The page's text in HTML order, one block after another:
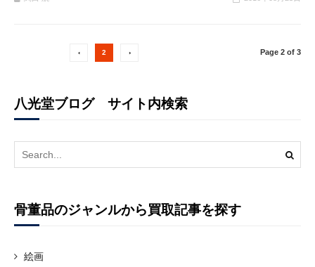
‹ 2 › Page 2 of 3
八光堂ブログ サイト内検索
Search
for:
骨董品のジャンルから買取記事を探す
絵画